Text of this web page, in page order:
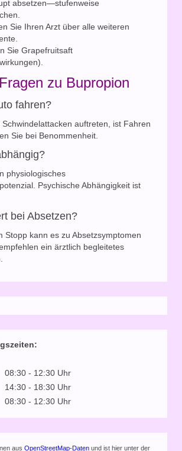
absetzen—stufenweise
Sie Ihren Arzt über alle weiteren
Sie Grapefruitsaft
zu Bupropion
fahren?
Schwindelattacken auftreten, ist Fahren
Sie bei Benommenheit.
physiologisches
Psychische Abhängigkeit ist
bei Absetzen?
Stopp kann es zu Absetzsymptomen
ein ärztlich begleitetes
08:30 - 12:30 Uhr
14:30 - 18:30 Uhr
08:30 - 12:30 Uhr
aus OpenStreetMap-Daten und ist hier unter der